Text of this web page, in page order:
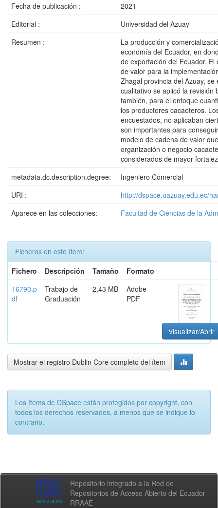
Fecha de publicación :
2021
Editorial :
Universidad del Azuay
Resumen :
La producción y
economía del Ecuador, en
de exportación del Ecuador.
de valor para la
Zhagal provincia del Azuay,
cualitativo se aplicó la revisión
también, para el enfoque
los productores cacaoteros.
encuestados, no aplicaban
son importantes para
modelo de cadena de valor
organización o negocio
considerados de mayor
metadata.dc.description.degree:
Ingeniero Comercial
URI :
http://dspace.uazuay.edu.ec/
Aparece en las colecciones:
Facultad de Ciencias de la
Ficheros en este ítem:
Fichero
Descripción Tamaño
Formato
16790.p
df
Trabajo de
Graduación
2,43 MB
Adobe
PDF
Visualizar/Abrir
Mostrar el registro Dublin Core completo del ítem
Los ítems de DSpace están protegidos por copyright, con
todos los derechos reservados, a menos que se indique lo
contrario.
Repositorio integrado a la Red de
Repositorios de Acceso Abierto del Ecuador -
RRAAE